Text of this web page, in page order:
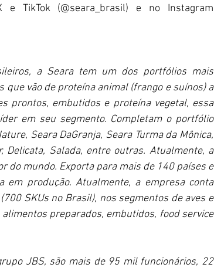
TikTok (@seara_brasil) e no Instagram
a Seara tem um dos portfólios mais
vão de proteína animal (frango e suínos) a
prontos, embutidos e proteína vegetal, essa
em seu segmento. Completam o portfólio
Seara DaGranja, Seara Turma da Mônica,
Delicata, Salada, entre outras. Atualmente, a
do mundo. Exporta para mais de 140 países e
em produção. Atualmente, a empresa conta
SKUs no Brasil), nos segmentos de aves e
preparados, embutidos, food service
JBS, são mais de 95 mil funcionários, 22